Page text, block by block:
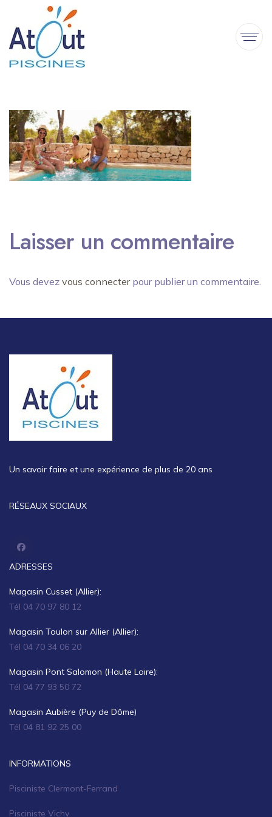
Laisser un commentaire
Vous devez vous connecterpour publier un commentaire.
Un savoir faire et une expérience de plus de 20 ans
RÉSEAUX SOCIAUX
ADRESSES
Magasin Cusset (Allier):
Tél 04 70 97 80 12
Magasin Toulon sur Allier (Allier):
Tél 04 70 34 06 20
Magasin Pont Salomon (Haute Loire):
Tél 04 77 93 50 72
Magasin Aubière (Puy de Dôme)
Tél 04 81 92 25 00
INFORMATIONS
Pisciniste Clermont-Ferrand
Pisciniste Vichy